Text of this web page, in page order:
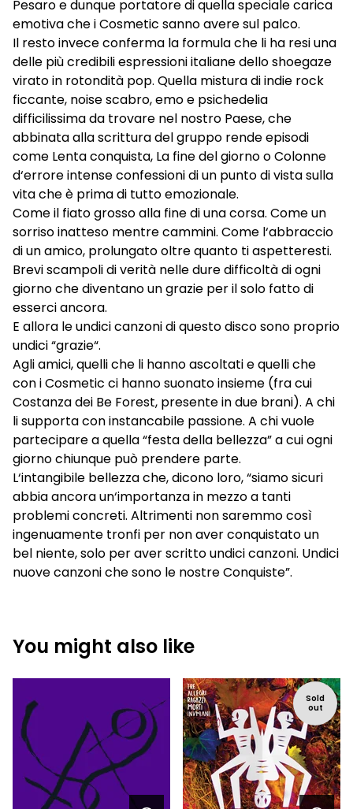
Pesaro e dunque portatore di quella speciale carica
emotiva che i Cosmetic sanno avere sul palco.
Il resto invece conferma la formula che li ha resi una
delle più credibili espressioni italiane dello shoegaze
virato in rotondità pop. Quella mistura di indie rock
ficcante, noise scabro, emo e psichedelia
difficilissima da trovare nel nostro Paese, che
abbinata alla scrittura del gruppo rende episodi
come Lenta conquista, La fine del giorno o Colonne
d‘errore intense confessioni di un punto di vista sulla
vita che è prima di tutto emozionale.
Come il fiato grosso alla fine di una corsa. Come un
sorriso inatteso mentre cammini. Come l‘abbraccio
di un amico, prolungato oltre quanto ti aspetteresti.
Brevi scampoli di verità nelle dure difficoltà di ogni
giorno che diventano un grazie per il solo fatto di
esserci ancora.
E allora le undici canzoni di questo disco sono proprio
undici “grazie“.
Agli amici, quelli che li hanno ascoltati e quelli che
con i Cosmetic ci hanno suonato insieme (fra cui
Costanza dei Be Forest, presente in due brani). A chi
li supporta con instancabile passione. A chi vuole
partecipare a quella “festa della bellezza” a cui ogni
giorno chiunque può prendere parte.
L‘intangibile bellezza che, dicono loro, “siamo sicuri
abbia ancora un‘importanza in mezzo a tanti
problemi concreti. Altrimenti non saremmo così
ingenuamente tronfi per non aver conquistato un
bel niente, solo per aver scritto undici canzoni. Undici
nuove canzoni che sono le nostre Conquiste”.
You might also like
Sold
out